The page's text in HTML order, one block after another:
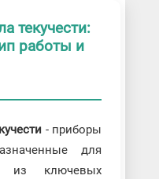
текучести:
работы и
- приборы
для
из ключевых